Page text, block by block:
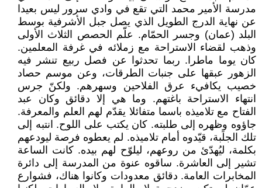
مدرسة الأمير محمد التي تقع في وادي سرور ليس بعيدا
عن نهاية الدرج الطويل الذي يصل جبل الأشرفية بوسط
البلد (عمان) وجسر الحمّام. علّم الحصص الثلاث الأولى
وذهب لقضاء الاستراحة مع زملائه في غرفة المعلمين.
كان يوما ماطرا. ربما تحدثوا عن فصل ربيع تنشر فيه
الزهور عبقها على جنبات الطرقات، وعن موسم حصاد
خصيب يكافيء عرق الفلاحين وسهرهم. ولكنّ جرس
انتهاء الاستراحة باغتهم. وما هي إلا دقائق وكان عبد
الفتاح مع تلاميذه باسما متفائلا يقدّم لهم العلم والمعرفة.
جاؤوه وظهره إلى طلبته. كان يكتب على اللوح. انتبه إلى
تلك الجلَبة، قيّدوه أمام تلاميذه. لم يعطوه فرصة ليودعهم
بكلمة، ليُهدّئ من روعهم، ليلوّح لهم بيده. كانت الساعة
تشير إلى العاشرة. ساقوه عنوة من المدرسة إلى دائرة
المخابرات العامة. دقائق معدودات وكانوا هناك، فشوارع